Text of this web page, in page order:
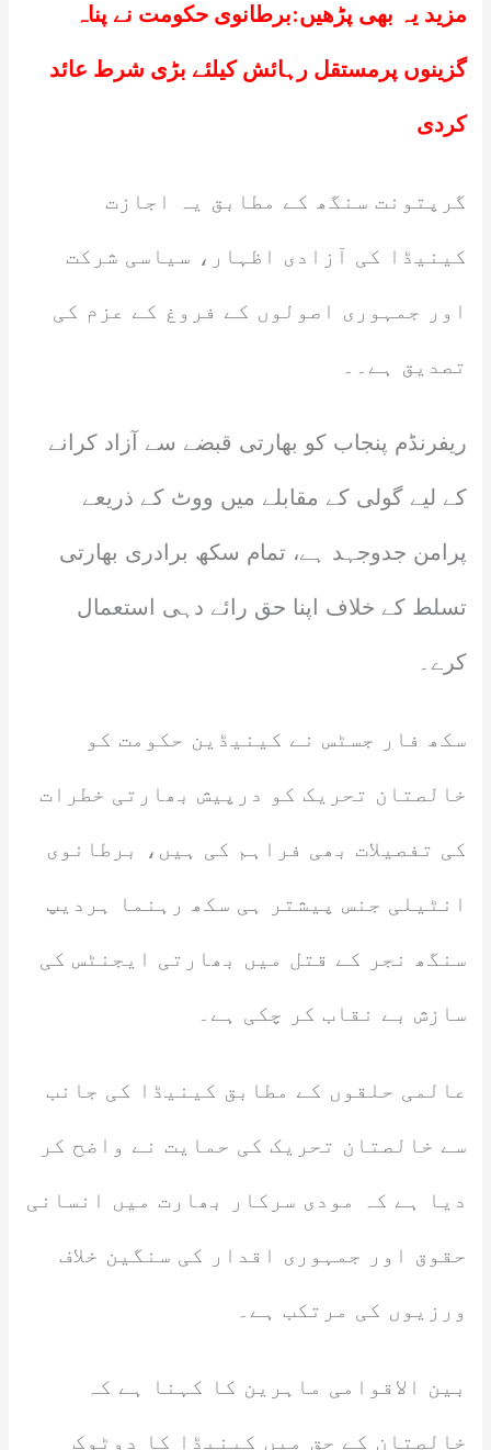
مزید یہ بھی پڑھیں:برطانوی حکومت نے پناہ
گزینوں پرمستقل رہائش کیلئے بڑی شرط عائد
کردی
گرپتونت سنگھ کے مطابق یہ اجازت
کینیڈا کی آزادی اظہار، سیاسی شرکت
اور جمہوری اصولوں کے فروغ کے عزم کی
تصدیق ہے۔۔
ریفرنڈم پنجاب کو بھارتی قبضے سے آزاد کرانے
کے لیے گولی کے مقابلے میں ووٹ کے ذریعے
پرامن جدوجہد ہے، تمام سکھ برادری بھارتی
تسلط کے خلاف اپنا حق رائے دہی استعمال
کرے۔
سکھ فار جسٹس نے کینیڈین حکومت کو
خالصتان تحریک کو درپیش بھارتی خطرات
کی تفصیلات بھی فراہم کی ہیں، برطانوی
انٹیلی جنس پیشتر ہی سکھ رہنما ہردیپ
سنگھ نجر کے قتل میں بھارتی ایجنٹس کی
سازش بے نقاب کر چکی ہے۔
عالمی حلقوں کے مطابق کینیڈا کی جانب
سے خالصتان تحریک کی حمایت نے واضح کر
دیا ہے کہ مودی سرکار بھارت میں انسانی
حقوق اور جمہوری اقدار کی سنگین خلاف
ورزیوں کی مرتکب ہے۔
بین الاقوامی ماہرین کا کہنا ہے کہ
خالصتان کے حق میں کینیڈا کا دوٹوک